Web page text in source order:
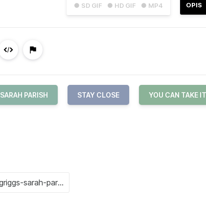
● SD GIF ● HD GIF ● MP4 OPIS
SARAH PARISH STAY CLOSE YOU CAN TAKE IT